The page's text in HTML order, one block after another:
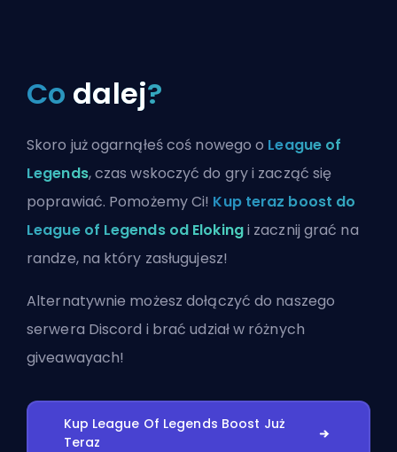
Co dalej?
Skoro już ogarnąłeś coś nowego o League of
Legends, czas wskoczyć do gry i zacząć się
poprawiać. Pomożemy Ci! Kup teraz boost do
League of Legends od Elokingi zacznij grać na
randze, na który zasługujesz!
Alternatywnie możeszdołączyć do naszego
serwera Discord i brać udział w różnych
giveawayach!
Kup League Of Legends Boost Już
Teraz